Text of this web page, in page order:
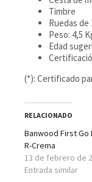
Timbre
Ruedas de
Peso: 4,5
Edad
(*): Certificado
RELACIONADO
Banwood First Go
R-Crema
13 de febrero de
Entrada similar